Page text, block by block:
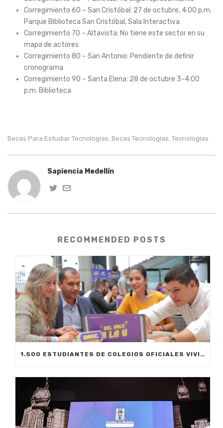
Corregimiento 60 – San Cristóbal: 27 de octubre, 4:00 p.m.
Parque Biblioteca San Cristóbal, Sala Interactiva
Corregimiento 70 – Altavista: No tiene este sector en su
mapa de actores
Corregimiento 80 – San Antonio: Pendiente de definir
cronograma
Corregimiento 90 – Santa Elena: 28 de octubre 3-4:00
p.m. Biblioteca
Becas Para Estudiar Tecnologías Becas Tecnologías Tecnologías
Sapiencia Medellín
RECOMMENDED POSTS
1.500 ESTUDIANTES DE COLEGIOS OFICIALES VIVIRÁN SU PRIMERA EXPERIENCIA UNIVERSITARIA